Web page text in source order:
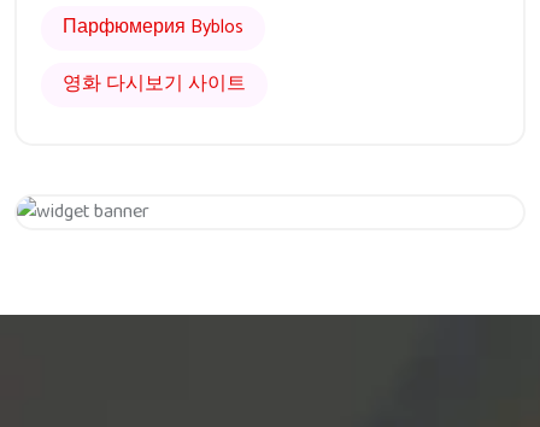
Парфюмерия Byblos
영화 다시보기 사이트